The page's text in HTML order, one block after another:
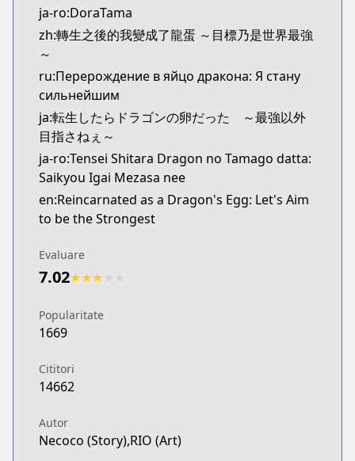
ja-ro:DoraTama
zh:轉生之後的我變成了龍蛋 ～目標乃是世界最強
～
ru:Перерождение в яйцо дракона: Я стану
сильнейшим
ja:転生したらドラゴンの卵だった ～最強以外
目指さねぇ～
ja-ro:Tensei Shitara Dragon no Tamago datta:
Saikyou Igai Mezasa nee
en:Reincarnated as a Dragon's Egg: Let's Aim
to be the Strongest
Evaluare
7.02★★★
Popularitate
1669
Cititori
14662
Autor
Necoco (Story),RIO (Art)